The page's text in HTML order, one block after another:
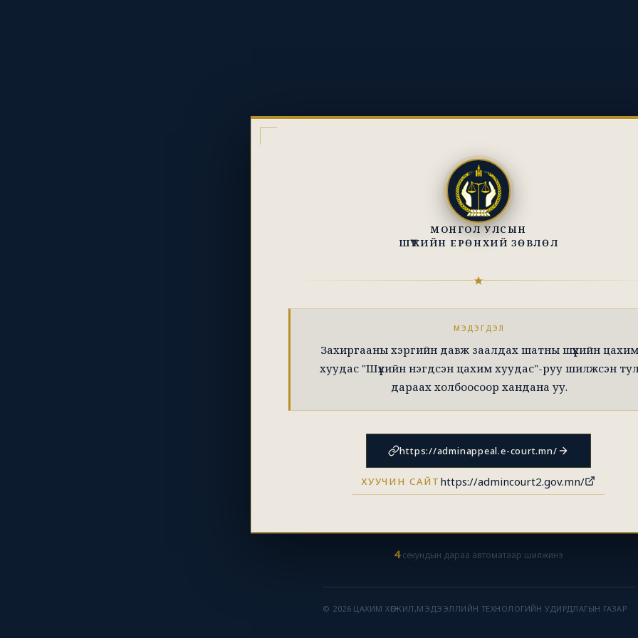
МОНГОЛ УЛСЫН
ШҮҮХИЙН ЕРӨНХИЙ ЗӨВЛӨЛ
МЭДЭГДЭЛ
Захиргааны хэргийн давж заалдах шатны шүүхийн цахим
хуудас "Шүүхийн нэгдсэн цахим хуудас"-руу шилжсэн
дараах холбоосоор хандана уу.
https://adminappeal.e-court.mn/
ХУУЧИН САЙТ https://admincourt2.gov.mn/
4секундын дараа автоматаар шилжинэ
© 2026 ЦАХИМ ХӨГЖИЛ,МЭДЭЭЛЛИЙН ТЕХНОЛОГИЙН УДИРДЛАГЫН ГАЗАР